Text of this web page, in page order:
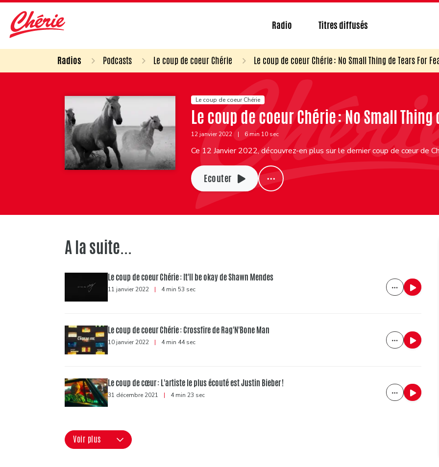
Radio Titres diffusés
Radios Podcasts Le coup de coeur Chérie Le coup de coeur Chérie : No Small Thing de Tears For
Le coup de coeur Chérie
Le coup de coeur Chérie : No Small Thing
12 janvier 2022 | 6 min 10 sec
Ce 12 Janvier 2022, découvrez-en plus sur le dernier coup de cœur de
Ecouter
A la suite...
Le coup de coeur Chérie : It'll be okay de Shawn Mendes
11 janvier 2022 | 4 min 53 sec
Le coup de coeur Chérie : Crossfire de Rag'N'Bone Man
10 janvier 2022 | 4 min 44 sec
Le coup de cœur : L'artiste le plus écouté est Justin Bieber !
31 décembre 2021 | 4 min 23 sec
Voir plus